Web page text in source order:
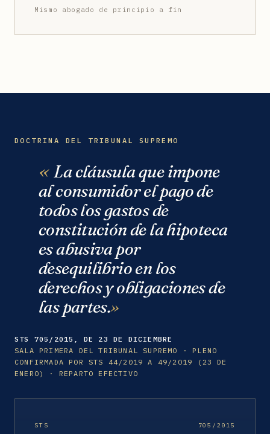
Mismo abogado de principio a fin
DOCTRINA DEL TRIBUNAL SUPREMO
La cláusula que impone
al consumidor el pago de
todos los gastos de
constitución de la hipoteca
es abusiva por
desequilibrio en los
derechos y obligaciones de
las partes.
STS 705/2015, DE 23 DE DICIEMBRE
SALA PRIMERA DEL TRIBUNAL SUPREMO · PLENO
CONFIRMADA POR STS 44/2019 A 49/2019 (23 DE
ENERO) · REPARTO EFECTIVO
STS 705/2015